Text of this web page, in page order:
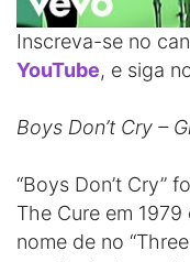
Inscreva-se no
YouTube, e siga
Boys Don’t Cry –
“Boys Don’t Cry”
The Cure em
nome de no